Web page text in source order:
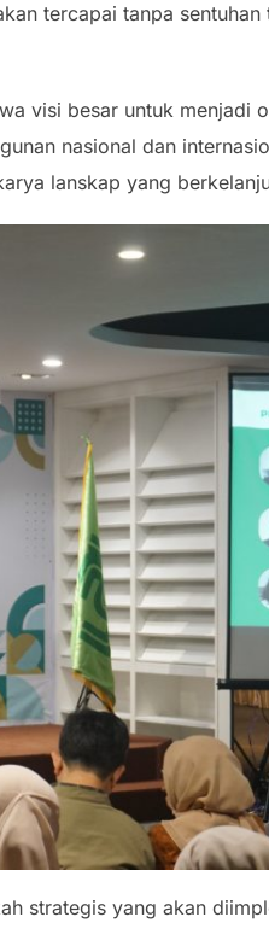
tercapai tanpa
visi besar untuk menjadi
nasional dan
lanskap yang
strategis yang akan